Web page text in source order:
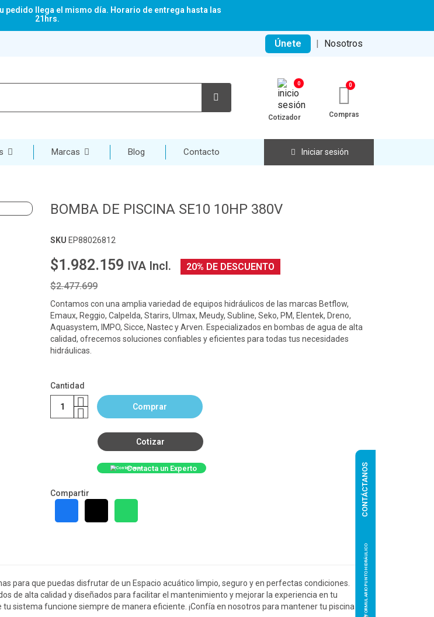
pedido llega el mismo día. Horario de entrega hasta las
21hrs.
Únete | Nosotros
0
Cotizador Compras
Marcas Blog Contacto Iniciar sesión
BOMBA DE PISCINA SE10 10HP 380V
SKU EP88026812
$1.982.159 IVA Incl.
20% DE DESCUENTO
$2.477.699
Contamos con una amplia variedad de equipos hidráulicos de las marcas Betflow,
Emaux, Reggio, Calpelda, Starirs, Ulmax, Meudy, Subline, Seko, PM, Elentek, Dreno,
Aquasystem, IMPO, Sicce, Nastec y Arven. Especializados en bombas de agua de alta
calidad, ofrecemos soluciones confiables y eficientes para todas tus necesidades
hidráulicas.
Cantidad
Comprar
Cotizar
Contacta un Experto
Compartir
para que puedas disfrutar de un Espacio acuático limpio, seguro y en perfectas condiciones.
de alta calidad y diseñados para facilitar el mantenimiento y mejorar la experiencia en tu
sistema funcione siempre de manera eficiente. ¡Confía en nosotros para mantener tu piscina en
CONTÁCTANOS